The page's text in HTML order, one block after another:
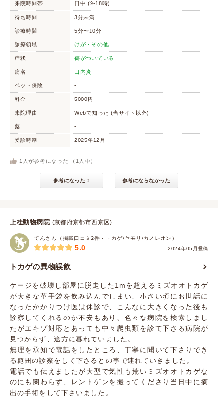
来院時間帯 日中 (9-18時)
待ち時間 3分未満
診療時間 5分〜10分
診療領域 けが・その他
症状 傷がついている
病名 口内炎
ペット保険 -
料金 5000円
来院理由 Webで知った (当サイト以外)
薬 -
受診時期 2025年12月
1 人が参考になった （ 1 人中）
参考になった！ 参考にならなかった
上桂動物病院 (京都府京都市西京区)
てんさん（掲載口コミ2件・トカゲ/ヤモリ/カメレオン）
2024年05月投稿
5.0
トカゲの異物誤飲
ケージを破壊し部屋に脱走した1mを超えるミズオオトカゲ
が大きな革手袋を飲み込んでしまい、小さい頃にお世話に
なったかかりつけ医は休診で、こんなに大きくなった後も
診察してくれるのか不安もあり、色々な病院を検索しまし
たがエキゾ対応とあっても中々爬虫類を診て下さる病院が
見つからず、途方に暮れていました。
無理を承知で電話をしたところ、丁寧に聞いて下さりでき
る範囲の診察をして下さるとの事で連れていきました。
電話でも伝えましたが大型で気性も荒いミズオオトカゲな
のにも関わらず、レントゲンを撮ってくださり当日中に摘
出の手術をして下さいました。